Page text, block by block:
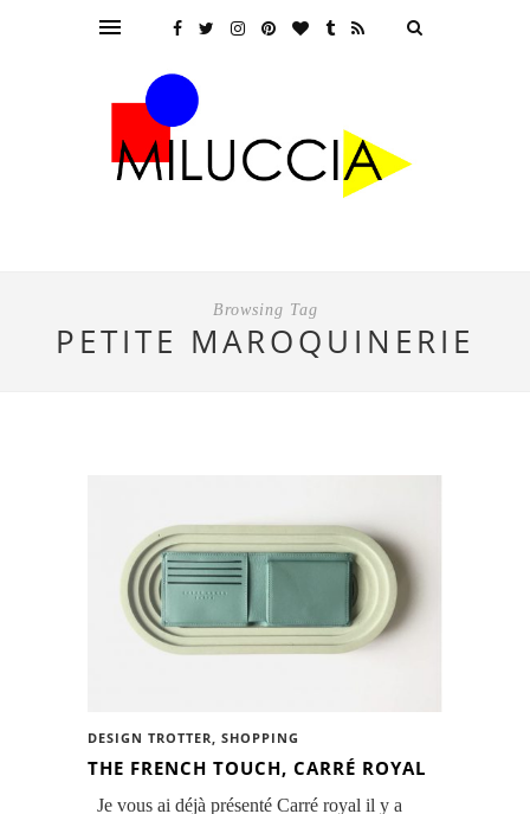
Browsing Tag
PETITE MAROQUINERIE
DESIGN TROTTER, SHOPPING
THE FRENCH TOUCH, CARRÉ ROYAL
Je vous ai déjà présenté Carré royal il y a